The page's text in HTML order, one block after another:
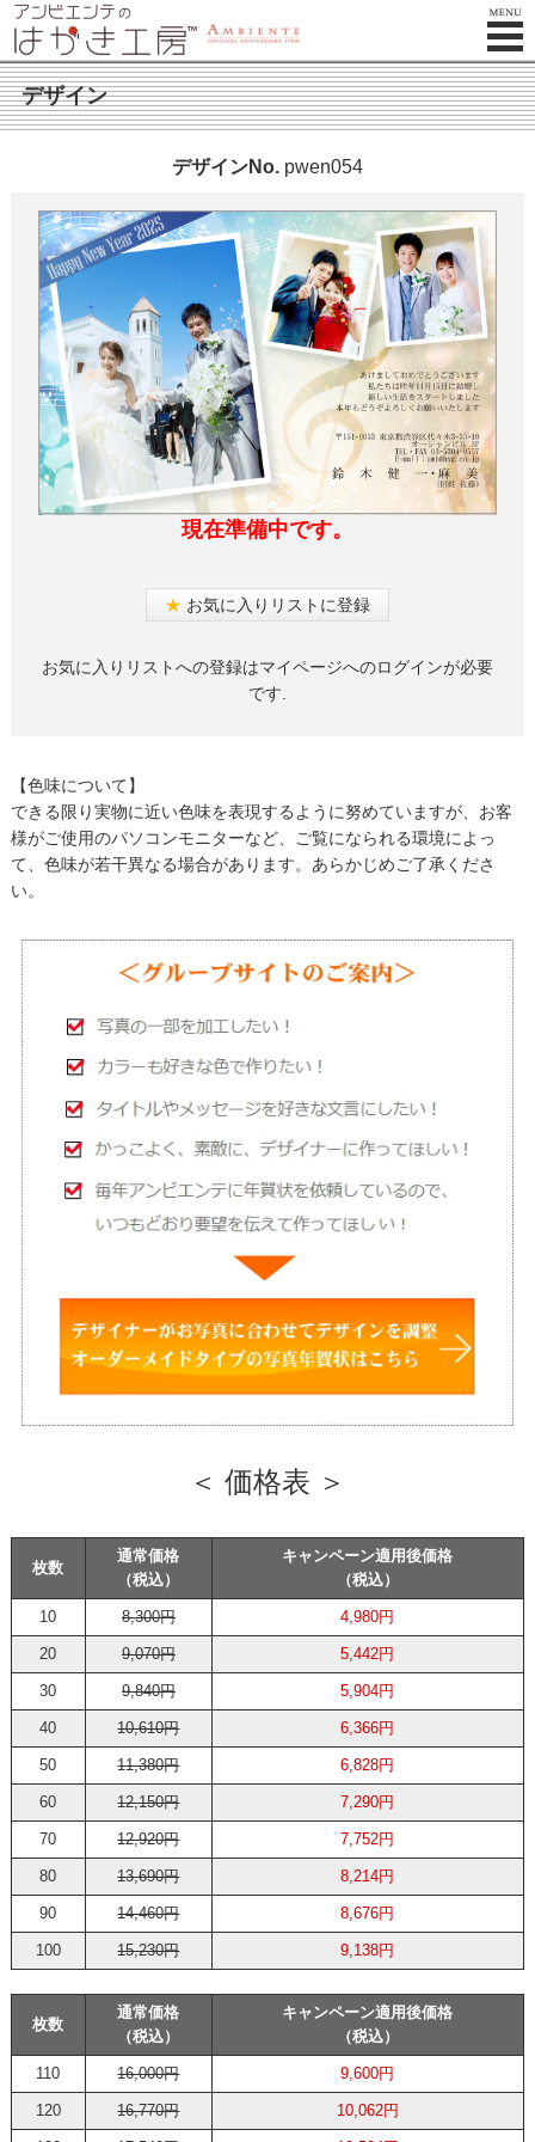
デザイン
デザインNo.pwen054
現在準備中です。
★ お気に入りリストに登録
お気に入りリストへの登録はマイページへのログインが必要
です.
【色味について】
できる限り実物に近い色味を表現するように努めていますが、お客
様がご使用のパソコンモニターなど、ご覧になられる環境によっ
て、色味が若干異なる場合があります。あらかじめご了承くださ
い。
＜ 価格表 ＞
枚数
通常価格
（税込）
キャンペーン適用後価格
（税込）
10 8,300円 4,980円
20 9,070円 5,442円
30 9,840円 5,904円
40 10,610円 6,366円
50 11,380円 6,828円
60 12,150円 7,290円
70 12,920円 7,752円
80 13,690円 8,214円
90 14,460円 8,676円
100 15,230円 9,138円
枚数
通常価格
（税込）
キャンペーン適用後価格
（税込）
110 16,000円 9,600円
120 16,770円 10,062円